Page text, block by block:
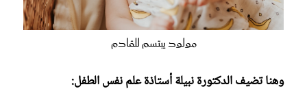
مولود يبتسم للقادم
وهنا تضيف الدكتورة نبيلة أستاذة علم نفس الطفل: